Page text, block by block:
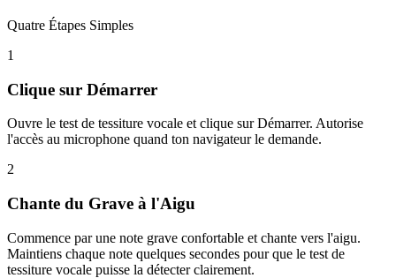
Quatre Étapes Simples
1
Clique sur Démarrer
Ouvre le test de tessiture vocale et clique sur Démarrer. Autorise
l'accès au microphone quand ton navigateur le demande.
2
Chante du Grave à l'Aigu
Commence par une note grave confortable et chante vers l'aigu.
Maintiens chaque note quelques secondes pour que le test de
tessiture vocale puisse la détecter clairement.